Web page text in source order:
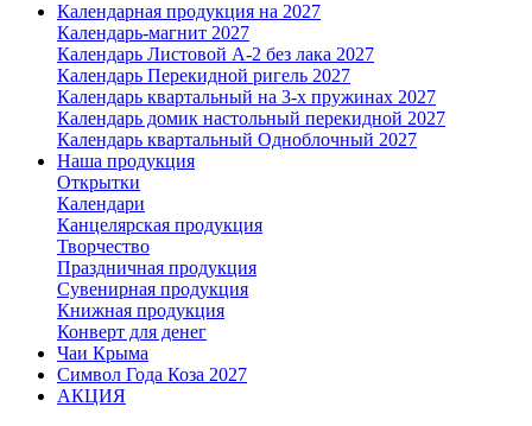
Календарная продукция на 2027
Календарь-магнит 2027
Календарь Листовой А-2 без лака 2027
Календарь Перекидной ригель 2027
Календарь квартальный на 3-х пружинах 2027
Календарь домик настольный перекидной 2027
Календарь квартальный Одноблочный 2027
Наша продукция
Открытки
Календари
Канцелярская продукция
Творчество
Праздничная продукция
Сувенирная продукция
Книжная продукция
Конверт для денег
Чаи Крыма
Символ Года Коза 2027
АКЦИЯ